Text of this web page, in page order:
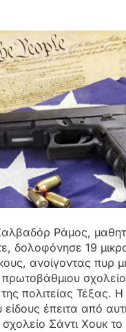
Ράμος,
δολοφόνησε 19
ανοίγοντας πυρ
πολιτείας Τέξας.
είδους έπειτα από
Σάντι Χουκ το